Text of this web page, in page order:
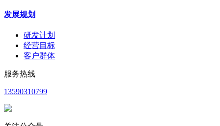
发展规划
研发计划
经营目标
客户群体
服务热线
13590310799